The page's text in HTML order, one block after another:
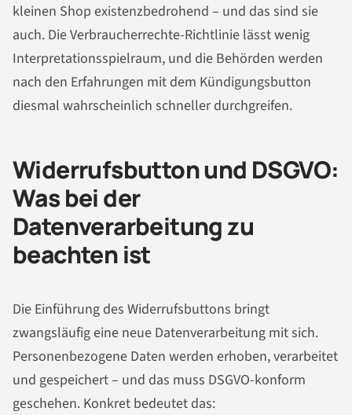
kleinen Shop existenzbedrohend – und das sind sie
auch. Die Verbraucherrechte-Richtlinie lässt wenig
Interpretationsspielraum, und die Behörden werden
nach den Erfahrungen mit dem Kündigungsbutton
diesmal wahrscheinlich schneller durchgreifen.
Widerrufsbutton und DSGVO:
Was bei der
Datenverarbeitung zu
beachten ist
Die Einführung des Widerrufsbuttons bringt
zwangsläufig eine neue Datenverarbeitung mit sich.
Personenbezogene Daten werden erhoben, verarbeitet
und gespeichert – und das muss DSGVO-konform
geschehen. Konkret bedeutet das: